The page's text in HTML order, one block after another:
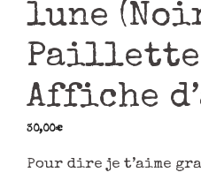
lune
Affiche
30,00€
Pour dire je t’aime